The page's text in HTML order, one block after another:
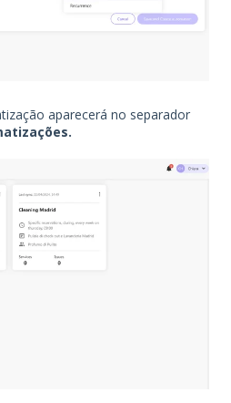
aparecerá no separador